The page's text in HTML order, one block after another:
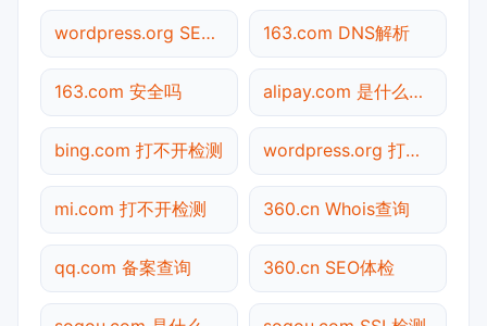
wordpress.org SEO体检 163.com DNS解析
163.com 安全吗 alipay.com 是什么网站
bing.com 打不开检测 wordpress.org 打不开检测
mi.com 打不开检测 360.cn Whois查询
qq.com 备案查询 360.cn SEO体检